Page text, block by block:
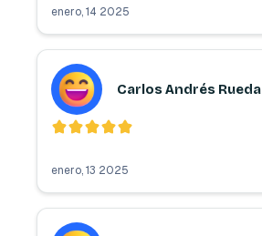
enero, 14 2025
Carlos Andrés Rueda
enero, 13 2025